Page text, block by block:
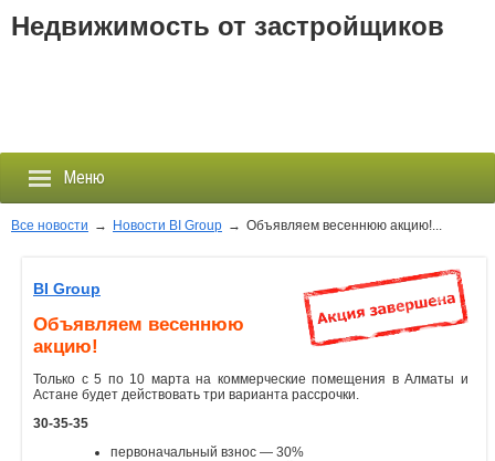
Недвижимость от застройщиков
Меню
Застройщики
Новостройки
Новости
События
Все новости → Новости BI Group → Объявляем весеннюю акцию!...
BI Group
Объявляем весеннюю
акцию!
Только с 5 по 10 марта на коммерческие помещения в Алматы и
Астане будет действовать три варианта рассрочки.
30-35-35
первоначальный взнос — 30%